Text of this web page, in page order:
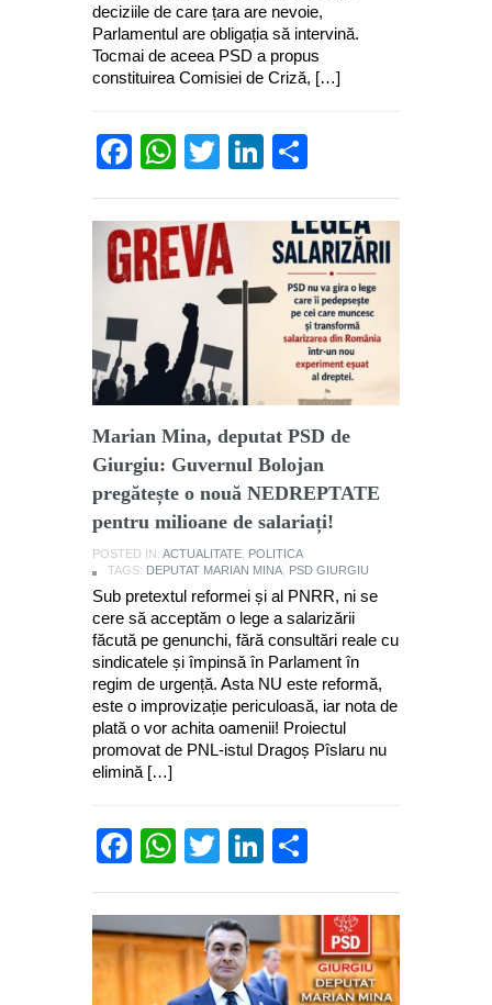
deciziile de care țara are nevoie,
Parlamentul are obligația să intervină.
Tocmai de aceea PSD a propus
constituirea Comisiei de Criză, […]
Facebook
WhatsApp
TwitterLinkedIn
Marian Mina, deputat PSD de
Giurgiu: Guvernul Bolojan
pregătește o nouă NEDREPTATE
pentru milioane de salariați!
POSTED IN: ACTUALITATE POLITICA
TAGS: DEPUTAT MARIAN MINA PSD GIURGIU
Sub pretextul reformei și al PNRR, ni se
cere să acceptăm o lege a salarizării
făcută pe genunchi, fără consultări reale cu
sindicatele și împinsă în Parlament în
regim de urgență. Asta NU este reformă,
este o improvizație periculoasă, iar nota de
plată o vor achita oamenii! Proiectul
promovat de PNL-istul Dragoș Pîslaru nu
elimină […]
Facebook
WhatsApp
TwitterLinkedIn